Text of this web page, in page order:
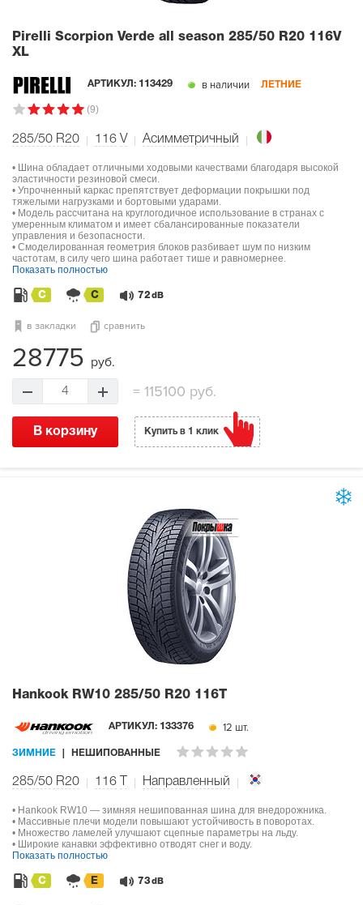
Pirelli Scorpion Verde all season 285/50 R20 116V
XL
АРТИКУЛ: 113429 в наличии ЛЕТНИЕ
(9)
285/50 R20 116 V Асимметричный
• Шина обладает отличными ходовыми качествами благодаря высокой
эластичности резиновой смеси.
• Упрочненный каркас препятствует деформации покрышки под
тяжелыми нагрузками и бортовыми ударами.
• Модель рассчитана на круглогодичное использование в странах с
умеренным климатом и имеет сбалансированные показатели
управления и безопасности.
• Смоделированная геометрия блоков разбивает шум по низким
частотам, в силу чего шина работает тише и равномернее.
Показать полностью
C C 72 dB
в закладки сравнить
28775 руб.
4 = 115100 руб.
В корзину Купить в 1 клик
Hankook RW10 285/50 R20 116T
АРТИКУЛ: 133376 12 шт.
ЗИМНИЕ НЕШИПОВАННЫЕ
285/50 R20 116 Направленный
• Hankook RW10 — зимняя нешипованная шина для внедорожника.
• Массивные плечи модели повышают устойчивость в поворотах.
• Множество ламелей улучшают сцепные параметры на льду.
• Широкие канавки эффективно отводят снег и воду.
Показать полностью
C E 73 dB